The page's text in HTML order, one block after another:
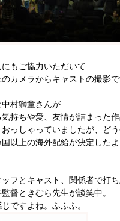
もご協力いただいて
のカメラからキャストの撮影
村獅童さんが
気持ちや愛、友情が詰まった
おっしゃっていましたが、ど
以上の海外配給が決定した
ッフとキャスト、関係者で打
督ときむら先生が談笑中。
ですよね。ふふふ。